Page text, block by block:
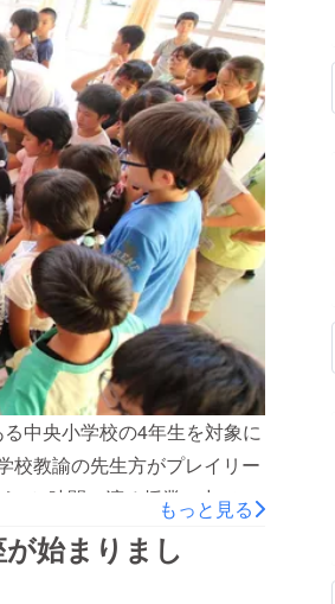
楽しく学ぶ方法を取り入れ
合える都市横浜を目指して尽
続き地道な努力を積み重ね
中央小学校の4年生を対象に
校教諭の先生方がプレイリー
て2時間に渡る授業の中で、
した。 前半は福本が防災に
ーダーの中村和彦さんに場
ってお父さんとやりたい。
もっと見る
始まりまし